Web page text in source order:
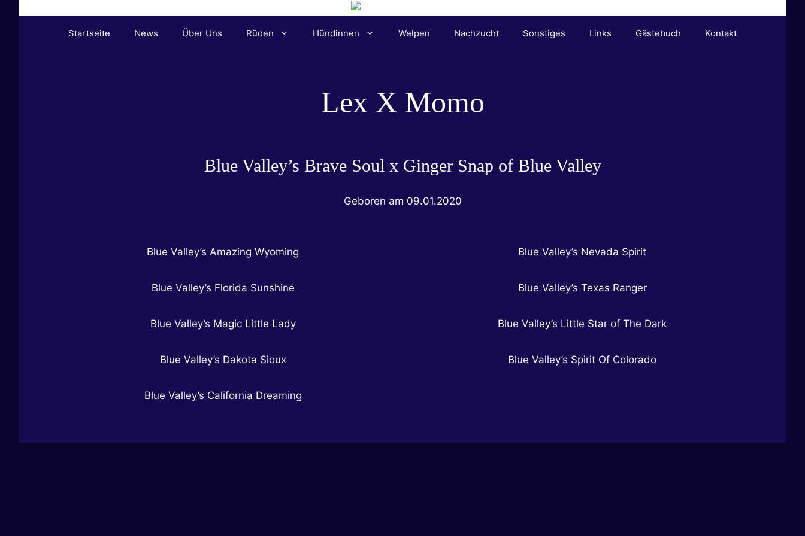
Startseite News Über Uns Rüden Hündinnen Welpen Nachzucht Sonstiges Links Gästebuch Kontakt
Lex X Momo
Blue Valley’s Brave Soul x Ginger Snap of Blue Valley
Geboren am 09.01.2020
Blue Valley’s Amazing Wyoming Blue Valley’s Nevada Spirit
Blue Valley’s Florida Sunshine Blue Valley’s Texas Ranger
Blue Valley’s Magic Little Lady Blue Valley’s Little Star of The Dark
Blue Valley’s Dakota Sioux Blue Valley’s Spirit Of Colorado
Blue Valley’s California Dreaming